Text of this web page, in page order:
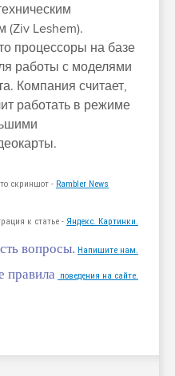
Leshem).
процессоры на базе
работы с моделями
Компания считает,
работать в режиме
скриншот - Rambler News
к статье - Яндекс. Картинки.
вопросы. Напишите нам.
правила поведения на сайте.